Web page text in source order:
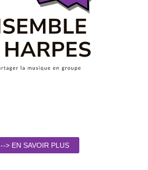
--> EN SAVOIR PLUS